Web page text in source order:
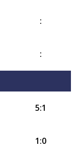
:
:
5:1
1:0